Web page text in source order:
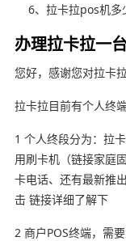
6、拉卡拉pos机多
办理拉卡拉一
您好，感谢您对拉卡
拉卡拉目前有个人终
1 个人终段分为：拉
用刷卡机（链接家庭
卡电话、还有最新推
击 链接详细了解下
2 商户POS终端，需